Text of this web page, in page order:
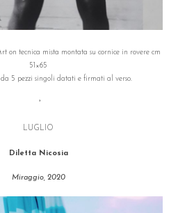
on tecnica mista montata su cornice in rovere cm
51×65
da 5 pezzi singoli datati e firmati al verso.
°
LUGLIO
Diletta Nicosia
Miraggio, 2020